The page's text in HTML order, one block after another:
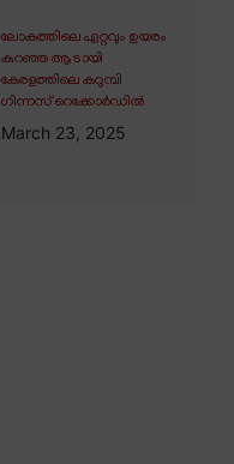
ലോകത്തിലെ ഏറ്റവും ഉയരം
കുറഞ്ഞ ആടായി
കേരളത്തിലെ കറുമ്പി
ഗിന്നസ് റെക്കോർഡിൽ
March 23, 2025